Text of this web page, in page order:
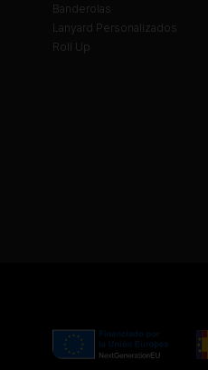
Banderolas
Lanyard Personalizados
Roll Up